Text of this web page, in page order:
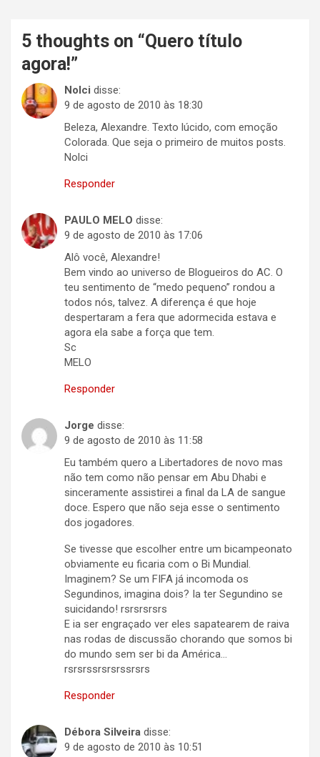
5 thoughts on “Quero título
agora!”
Nolci disse:
9 de agosto de 2010 às 18:30
Beleza, Alexandre. Texto lúcido, com emoção
Colorada. Que seja o primeiro de muitos posts.
Nolci
Responder
PAULO MELO disse:
9 de agosto de 2010 às 17:06
Alô você, Alexandre!
Bem vindo ao universo de Blogueiros do AC. O
teu sentimento de “medo pequeno” rondou a
todos nós, talvez. A diferença é que hoje
despertaram a fera que adormecida estava e
agora ela sabe a força que tem.
Sc
MELO
Responder
Jorge disse:
9 de agosto de 2010 às 11:58
Eu também quero a Libertadores de novo mas
não tem como não pensar em Abu Dhabi e
sinceramente assistirei a final da LA de sangue
doce. Espero que não seja esse o sentimento
dos jogadores.
Se tivesse que escolher entre um bicampeonato
obviamente eu ficaria com o Bi Mundial.
Imaginem? Se um FIFA já incomoda os
Segundinos, imagina dois? Ia ter Segundino se
suicidando! rsrsrsrsrs
E ia ser engraçado ver eles sapatearem de raiva
nas rodas de discussão chorando que somos bi
do mundo sem ser bi da América…
rsrsrssrsrsrssrsrs
Responder
Débora Silveira disse:
9 de agosto de 2010 às 10:51